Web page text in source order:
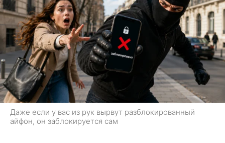
Даже если у вас из рук вырвут разблокированный
айфон, он заблокируется сам